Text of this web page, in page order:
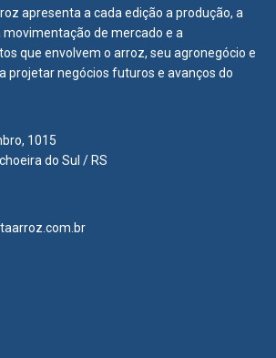
apresenta a cada edição a produção, a
movimentação de mercado e a
que envolvem o arroz, seu agronegócio e
projetar negócios futuros e avanços do
1015
do Sul / RS